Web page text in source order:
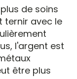
de soins
ternir avec le
l'argent est
être plus